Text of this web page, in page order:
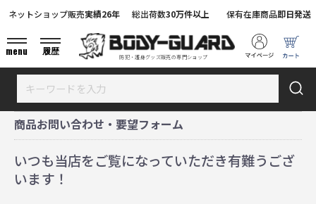
防犯・護身グッズ販売の専門ショップ
ネットショップ販売実績26年 総出荷数30万件以上 保有在庫商品即日発送
menu 履歴
商品お問い合わせ・要望フォーム
いつも当店をご覧になっていただき有難うござ
います！